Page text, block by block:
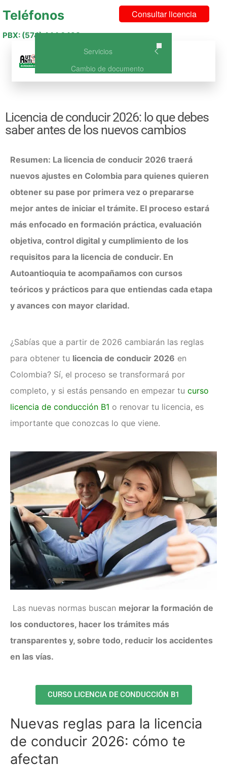
Teléfonos
PBX: (574) 444 6493
Consultar licencia
Servicios
Cambio de documento
Curso de Conducción Categoría
de conducción para Moto
Curso Licencia de Conducción
Curso Licencia de Conducción
C1: Vehículo de Servicio Público
Curso de Conducción A2 +
B1(Carro y Moto)
Curso de Conducción A2 +
C1(Carro publico y Moto)
Clases de Refuerzo de
Conducción en Medellín
Duplicado licencia de conducción
(Vehículo Servicio Publico)
Recategorización C1 a C2
(Vehículo Pesado Servicio
Publico)
Evaluación teórico práctica de
conductores
Licencia internacional
Vehículos
Instalaciones
¿Quiénes somos?
Examen técnico online
Licencia de conducir 2026: lo que debes
saber antes de los nuevos cambios
Resumen: La licencia de conducir 2026 traerá
nuevos ajustes en Colombia para quienes quieren
obtener su pase por primera vez o prepararse
mejor antes de iniciar el trámite. El proceso estará
más enfocado en formación práctica, evaluación
objetiva, control digital y cumplimiento de los
requisitos para la licencia de conducir. En
Autoantioquia te acompañamos con cursos
teóricos y prácticos para que entiendas cada etapa
y avances con mayor claridad.
¿Sabías que a partir de 2026 cambiarán las reglas
para obtener tu licencia de conducir 2026 en
Colombia? Sí, el proceso se transformará por
completo, y si estás pensando en empezar tu curso
licencia de conducción B1 o renovar tu licencia, es
importante que conozcas lo que viene.
Las nuevas normas buscan mejorar la formación de
los conductores, hacer los trámites más
transparentes y, sobre todo, reducir los accidentes
en las vías.
CURSO LICENCIA DE CONDUCCIÓN B1
Nuevas reglas para la licencia
de conducir 2026: cómo te
afectan